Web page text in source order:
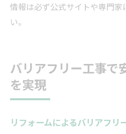
情報は必ず公式サイトや専門家
い。
バリアフリー工事で
を実現
リフォームによるバリアフリ